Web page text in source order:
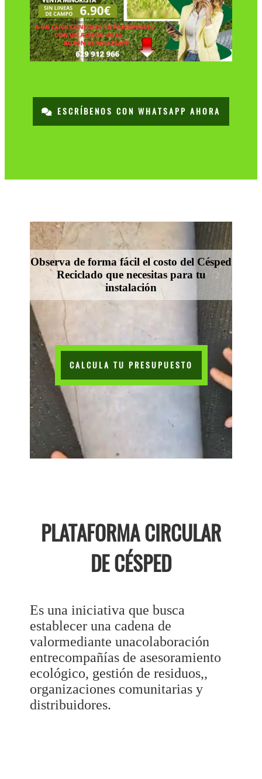
ESCRÍBENOS CON WHATSAPP AHORA
Observa de forma fácil el costo del Césped
Reciclado que necesitas para tu
instalación
CALCULA TU PRESUPUESTO
PLATAFORMA CIRCULAR
DE CÉSPED
Es una iniciativa que busca
establecer una cadena de
valormediante unacolaboración
entrecompañías de asesoramiento
ecológico, gestión de residuos,,
organizaciones comunitarias y
distribuidores.